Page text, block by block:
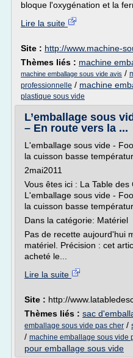
bloque l'oxygénation et la
Lire la suite
Site : http://www.machine-
Thèmes liés : machine
machine emballage sous vide avis /
professionnelle / machine
plastique sous vide
L’emballage sous
– En route vers la ...
L'emballage sous vide -
la cuisson basse
2mai2011
Vous êtes ici : La Table
L'emballage sous vide -
la cuisson basse
Dans la catégorie: Matériel
Pas de recette aujourd'hui
matériel. Précision : cet
acheté le...
Lire la suite
Site : http://
Thèmes liés : sac
emballage sous vide pas cher /
/ machine emballage sous vide
pour emballage sous vide